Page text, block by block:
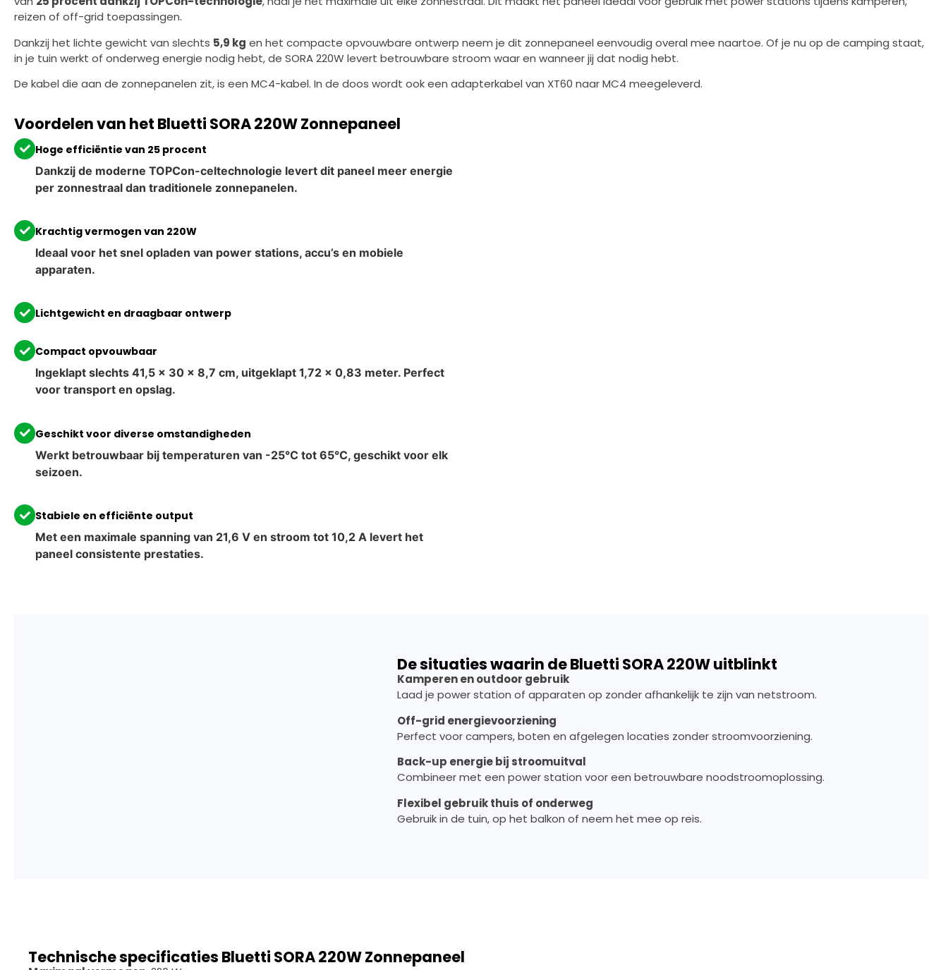
reizen of off-grid toepassingen.
Dankzij het lichte gewicht van slechts 5,9 kg en het compacte opvouwbare ontwerp neem je dit zonnepaneel eenvoudig overal mee naartoe. Of je nu op de camping staat,
in je tuin werkt of onderweg energie nodig hebt, de SORA 220W levert betrouwbare stroom waar en wanneer jij dat nodig hebt.
De kabel die aan de zonnepanelen zit, is een MC4-kabel. In de doos wordt ook een adapterkabel van XT60 naar MC4 meegeleverd.
Voordelen van het Bluetti SORA 220W Zonnepaneel
Hoge efficiëntie van 25 procent
Dankzij de moderne TOPCon-celtechnologie levert dit paneel meer energie
per zonnestraal dan traditionele zonnepanelen.
Krachtig vermogen van 220W
Ideaal voor het snel opladen van power stations, accu’s en mobiele
apparaten.
Lichtgewicht en draagbaar ontwerp
Compact opvouwbaar
Ingeklapt slechts 41,5 x 30 x 8,7 cm, uitgeklapt 1,72 x 0,83 meter. Perfect
voor transport en opslag.
Geschikt voor diverse omstandigheden
Werkt betrouwbaar bij temperaturen van -25°C tot 65°C, geschikt voor elk
seizoen.
Stabiele en efficiënte output
Met een maximale spanning van 21,6 V en stroom tot 10,2 A levert het
paneel consistente prestaties.
De situaties waarin de Bluetti SORA 220W uitblinkt
Kamperen en outdoor gebruik
Laad je power station of apparaten op zonder afhankelijk te zijn van netstroom.
Off-grid energievoorziening
Perfect voor campers, boten en afgelegen locaties zonder stroomvoorziening.
Back-up energie bij stroomuitval
Combineer met een power station voor een betrouwbare noodstroomoplossing.
Flexibel gebruik thuis of onderweg
Gebruik in de tuin, op het balkon of neem het mee op reis.
Technische specificaties Bluetti SORA 220W Zonnepaneel